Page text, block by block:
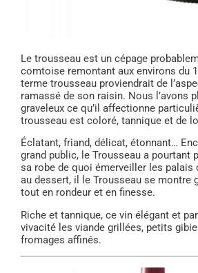
Le trousseau est un cépage
comtoise remontant aux environs du
terme trousseau proviendrait de
ramassé de son raisin. Nous l’avons
graveleux ce qu’il affectionne
trousseau est coloré, tannique et de
Éclatant, friand, délicat, étonnant…
grand public, le Trousseau a pourtant
sa robe de quoi émerveiller les palais
au dessert, il le Trousseau se montre
tout en rondeur et en finesse.
Riche et tannique, ce vin élégant et
vivacité les viande grillées, petits
fromages affinés.